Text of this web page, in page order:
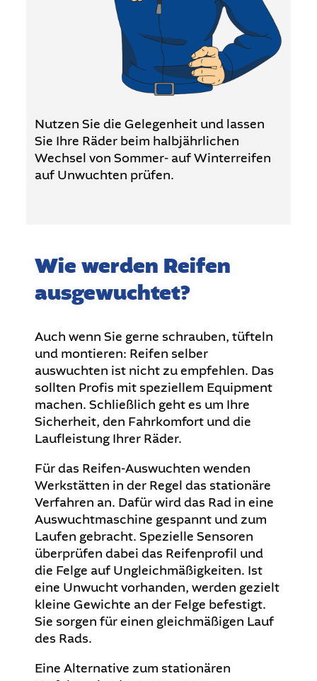
Nutzen Sie die Gelegenheit und lassen
Sie Ihre Räder beim halbjährlichen
Wechsel von Sommer- auf Winterreifen
auf Unwuchten prüfen.
Wie werden Reifen
ausgewuchtet?
Auch wenn Sie gerne schrauben, tüfteln
und montieren: Reifen selber
auswuchten ist nicht zu empfehlen. Das
sollten Profis mit speziellem Equipment
machen. Schließlich geht es um Ihre
Sicherheit, den Fahrkomfort und die
Laufleistung Ihrer Räder.
Für das Reifen-Auswuchten wenden
Werkstätten in der Regel das stationäre
Verfahren an. Dafür wird das Rad in eine
Auswuchtmaschine gespannt und zum
Laufen gebracht. Spezielle Sensoren
überprüfen dabei das Reifenprofil und
die Felge auf Ungleichmäßigkeiten. Ist
eine Unwucht vorhanden, werden gezielt
kleine Gewichte an der Felge befestigt.
Sie sorgen für einen gleichmäßigen Lauf
des Rads.
Eine Alternative zum stationären